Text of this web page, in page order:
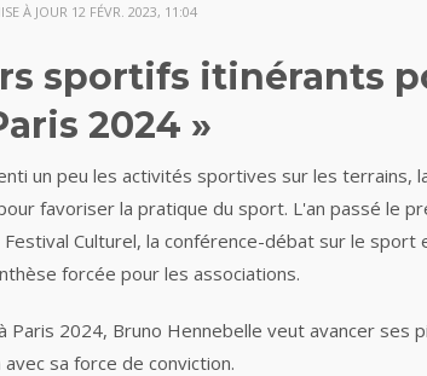
À JOUR 12 FÉVR. 2023, 11:04
sportifs itinérants
2024 »
un peu les activités sportives sur les
favoriser la pratique du sport. L'an passé le
Culturel, la conférence-débat sur le
forcée pour les associations.
2024, Bruno Hennebelle veut avancer ses
sa force de conviction.